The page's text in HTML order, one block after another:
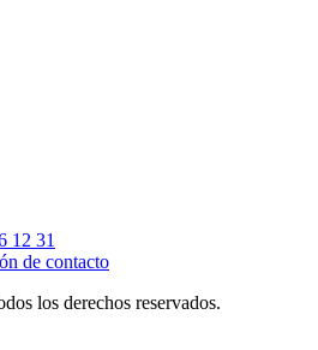
12 31
de contacto
los derechos reservados.